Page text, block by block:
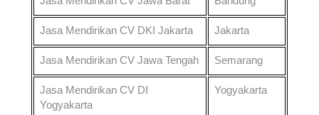
Jasa Mendirikan CV DKI Jakarta Jakarta
Jasa Mendirikan CVJawa Tengah Semarang
Jasa Mendirikan CV DI
Yogyakarta
Yogyakarta